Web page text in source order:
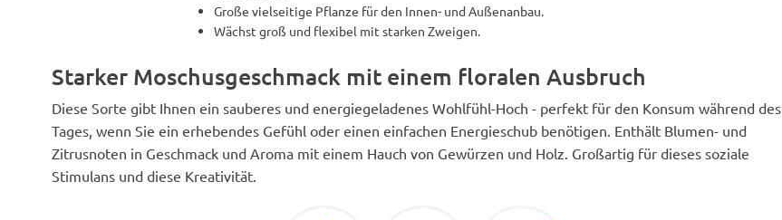
Große vielseitige Pflanze für den Innen- und Außenanbau.
Wächst groß und flexibel mit starken Zweigen.
Starker Moschusgeschmack mit einem floralen Ausbruch
Diese Sorte gibt Ihnen ein sauberes und energiegeladenes Wohlfühl-Hoch - perfekt für den Konsum während des
Tages, wenn Sie ein erhebendes Gefühl oder einen einfachen Energieschub benötigen. Enthält Blumen- und
Zitrusnoten in Geschmack und Aroma mit einem Hauch von Gewürzen und Holz. Großartig für dieses soziale
Stimulans und diese Kreativität.